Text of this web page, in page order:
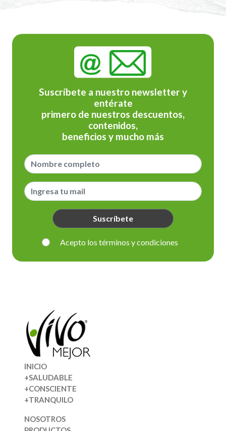
Suscríbete a nuestro newsletter y
entérate
primero de nuestros descuentos,
contenidos,
beneficios y mucho más
Suscríbete
Acepto los términos y condiciones
INICIO
+SALUDABLE
+CONSCIENTE
+TRANQUILO
NOSOTROS